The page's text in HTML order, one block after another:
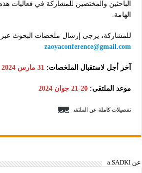
الباحثين والمختصين للمشاركة في فعاليات هذه
الهامة.
للمشاركة، يرجى إرسال ملخصات البحوث عبر
zaoyaconference@gmail.com
آخر أجل لاستقبال الملخصات: 31 مارس 2024
موعد الملتقى: 20-21 جوان 2024
تفصيلات كاملة عن الملتقى تنزيل
عن a.SADKI